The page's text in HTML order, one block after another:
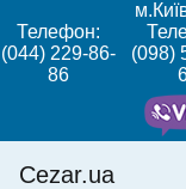
Телефон:
(044) 229-86-
86
(098)
Cezar.ua